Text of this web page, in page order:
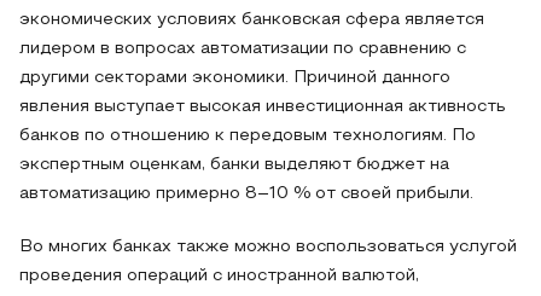
экономических условиях банковская сфера является
лидером в вопросах автоматизации по сравнению с
другими секторами экономики. Причиной данного
явления выступает высокая инвестиционная активность
банков по отношению к передовым технологиям. По
экспертным оценкам, банки выделяют бюджет на
автоматизацию примерно 8–10 % от своей прибыли.
Во многих банках также можно воспользоваться услугой
проведения операций с иностранной валютой,